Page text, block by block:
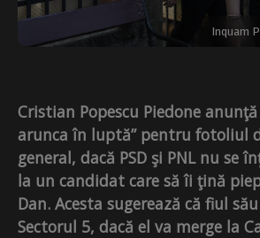
Inquam
Cristian Popescu Piedone anunţă
arunca în luptă” pentru fotoliul
general, dacă PSD şi PNL nu se
la un candidat care să îi ţină
Dan. Acesta sugerează că fiul
Sectorul 5, dacă el va merge la